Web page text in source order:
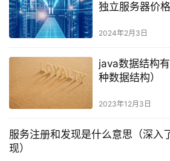
独立服务器价格
2024年2月3日
java数据结构
种数据结构）
2023年12月3日
服务注册和发现是什么意思（深入
现）